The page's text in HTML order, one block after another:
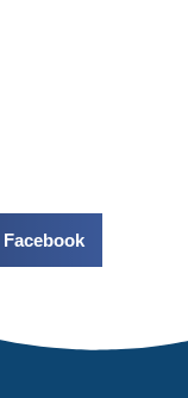
Facebook